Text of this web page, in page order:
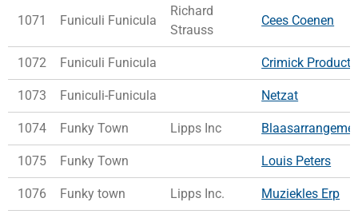
1071 Funiculi Funicula
Richard
Strauss
Cees Coenen
1072 Funiculi Funicula Crimick
1073 Funiculi-Funicula Netzat
1074 Funky Town Lipps Inc
1075 Funky Town Louis Peters
1076 Funky town Lipps Inc. Muziekles Erp